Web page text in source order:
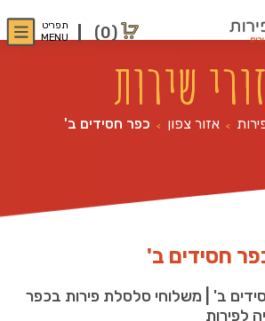
(0)
תפריט
MENU
שירות
> אזור צפון > כפר חסידים ב'
חסידים ב'
ב' | משלוחי סלסלת פירות בכפר
לפירות